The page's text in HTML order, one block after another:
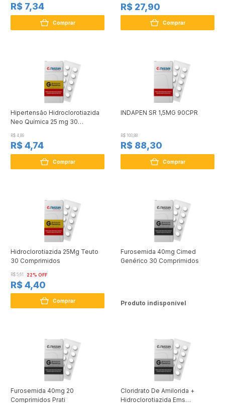
R$ 7,34
Comprar
R$ 27,90
Comprar
Hipertensão Hidroclorotiazida
Neo Química 25 mg 30
R$ 4,89
R$ 4,74
Comprar
INDAPEN SR 1,5MG 90CPR
R$ 103,88
R$ 88,30
Comprar
Hidroclorotiazida 25Mg Teuto
30 Comprimidos
R$ 5,61 22% OFF
R$ 4,40
Comprar
Furosemida 40mg Cimed
Genérico 30 Comprimidos
Produto indisponível
Furosemida 40mg 20
Comprimidos Prati
Cloridrato De Amilorida +
Hidroclorotiazida Ems